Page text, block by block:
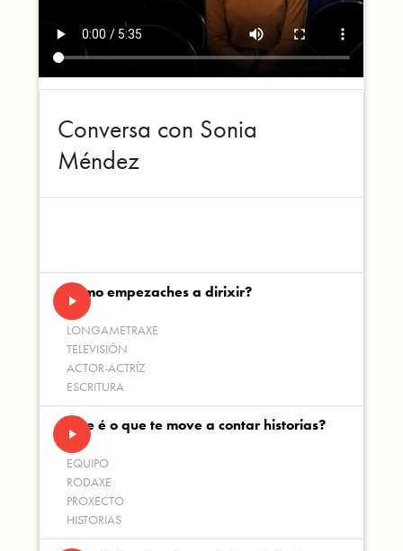
Conversa con Sonia
Méndez
play_arrowComo empezaches a dirixir?
LONGAMETRAXE
TELEVISIÓN
ACTOR-ACTRÍZ
ESCRITURA
play_arrowQue é o que te move a contar historias?
EQUIPO
RODAXE
PROXECTO
HISTORIAS